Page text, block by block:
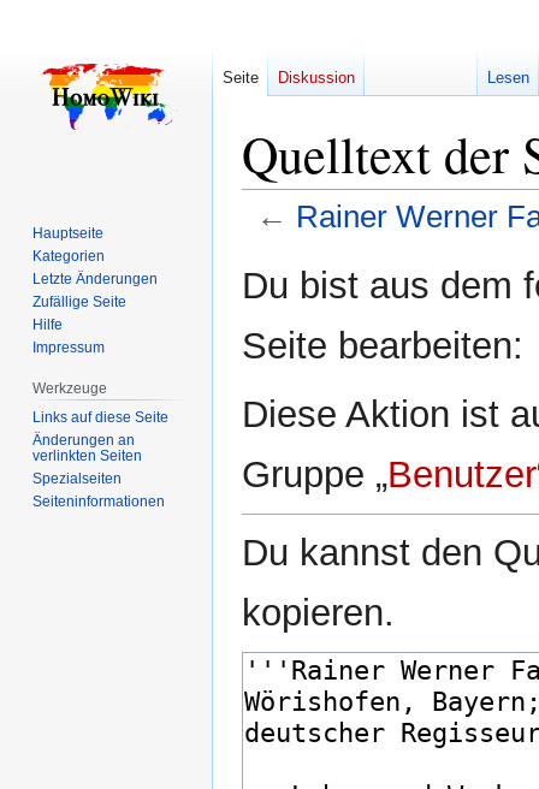
Quelltext der
← Rainer Werner
Navigation
Suche
Du bist aus dem
Seite bearbeiten:
Diese Aktion ist
Gruppe „Benutzer
Du kannst den
kopieren.
Seite Diskussion Lesen
Hauptseite
Kategorien
Letzte Änderungen
Zufällige Seite
Hilfe
Impressum
Werkzeuge
Links auf diese Seite
Änderungen an
verlinkten Seiten
Spezialseiten
Seiten­­informationen